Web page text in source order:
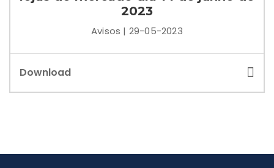
2023
Avisos | 29-05-2023
Download